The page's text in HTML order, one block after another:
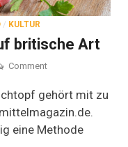
/ KULTUR
britische Art
Commenton
–
auf
britische
gehört mit zu
eine Methode